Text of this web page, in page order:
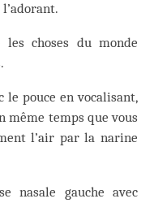
choses du monde
le pouce en vocalisant,
même temps que vous
l’air par la narine
nasale gauche avec